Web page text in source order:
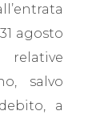
agosto
salvo
a